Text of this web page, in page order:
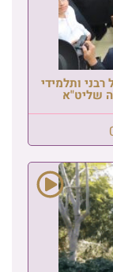
ותלמידי
שליט"א